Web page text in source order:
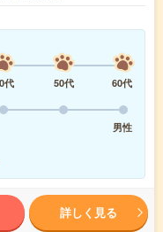
代 50代
60代
男性
詳しく見る